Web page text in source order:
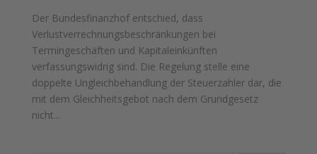
Der Bundesfinanzhof entschied, dass
Verlustverrechnungsbeschränkungen bei
Termingeschäften und Kapitaleinkünften
verfassungswidrig sind. Die Regelung stelle eine
doppelte Ungleichbehandlung der Steuerzahler dar, die
mit dem Gleichheitsgebot nach dem Grundgesetz
nicht...